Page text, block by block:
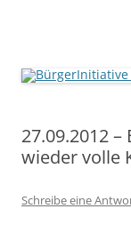
27.09.2012
wieder volle
Schreibe eine